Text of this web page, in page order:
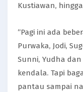
Kustiawan,
“Pagi ini ada
Purwaka, Jodi,
Sunni, Yudha
kendala. Tapi
pantau sampai